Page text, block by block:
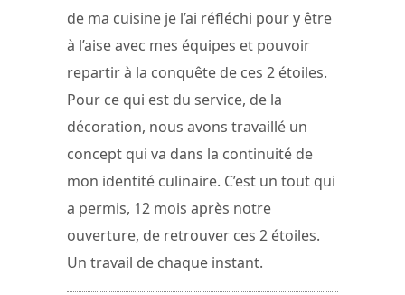
de ma cuisine je l’ai réfléchi pour y être
à l’aise avec mes équipes et pouvoir
repartir à la conquête de ces 2 étoiles.
Pour ce qui est du service, de la
décoration, nous avons travaillé un
concept qui va dans la continuité de
mon identité culinaire. C’est un tout qui
a permis, 12 mois après notre
ouverture, de retrouver ces 2 étoiles.
Un travail de chaque instant.